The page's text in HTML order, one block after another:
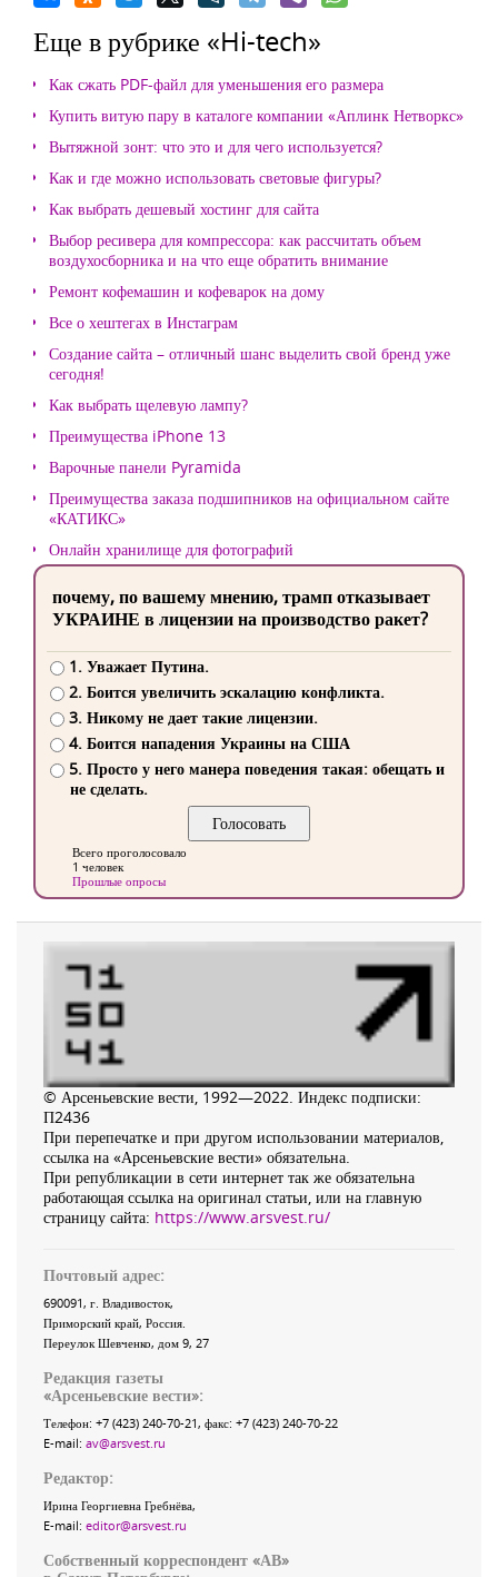
Еще в рубрике «Hi-tech»
Как сжать PDF-файл для уменьшения его размера
Купить витую пару в каталоге компании «Аплинк Нетворкс»
Вытяжной зонт: что это и для чего используется?
Как и где можно использовать световые фигуры?
Как выбрать дешевый хостинг для сайта
Выбор ресивера для компрессора: как рассчитать объем
воздухосборника и на что еще обратить внимание
Ремонт кофемашин и кофеварок на дому
Все о хештегах в Инстаграм
Создание сайта – отличный шанс выделить свой бренд уже
сегодня!
Как выбрать щелевую лампу?
Преимущества iPhone 13
Варочные панели Pyramida
Преимущества заказа подшипников на официальном сайте
«КАТИКС»
Онлайн хранилище для фотографий
почему, по вашему мнению, трамп отказывает
УКРАИНЕ в лицензии на производство ракет?
1. Уважает Путина.
2. Боится увеличить эскалацию конфликта.
3. Никому не дает такие лицензии.
4. Боится нападения Украины на США
5. Просто у него манера поведения такая: обещать и
не сделать.
Всего проголосовало
1 человек
Прошлые опросы
© Арсеньевские вести, 1992—2022. Индекс подписки:
П2436
При перепечатке и при другом использовании материалов,
ссылка на «Арсеньевские вести» обязательна.
При републикации в сети интернет так же обязательна
работающая ссылка на оригинал статьи, или на главную
страницу сайта: https://www.arsvest.ru/
Почтовый адрес:
690091, г. Владивосток,
Приморский край, Россия
Переулок Шевченко, дом 9, 27
Редакция газеты
«Арсеньевские вести»:
Телефон: +7 (423) 240-70-21, факс: +7 (423) 240-70-22
E-mail: av@arsvest.ru
Редактор:
Ирина Георгиевна Гребнёва,
E-mail: editor@arsvest.ru
Собственный корреспондент «АВ»